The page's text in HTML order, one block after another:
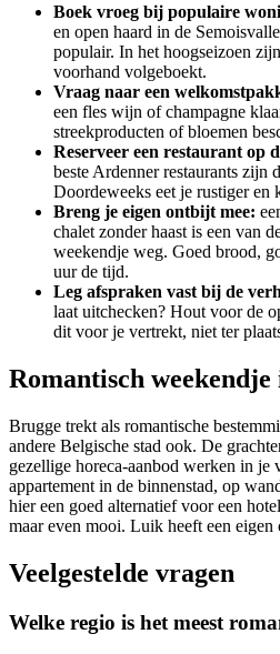
Boek vroeg bij populaire
en open haard in de
populair. In het hoogseizoen
voorhand volgeboekt.
Vraag naar een
een fles wijn of champagne
streekproducten of bloemen
Reserveer een restaurant op
beste Ardenner restaurants zijn
Doordeweeks eet je rustiger en
Breng je eigen ontbijt mee:
chalet zonder haast is een van
weekendje weg. Goed brood,
uur de tijd.
Leg afspraken vast bij de
laat uitchecken? Hout voor de
dit voor je vertrekt, niet ter
Romantisch weekendje
Brugge trekt als romantische
andere Belgische stad ook. De
gezellige horeca-aanbod werken in je
appartement in de binnenstad, op
hier een goed alternatief voor een
maar even mooi. Luik heeft een eigen
Veelgestelde vragen
Welke regio is het meest